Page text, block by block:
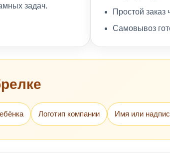
задач.
Простой заказ
Самовывоз
Логотип компании Имя или